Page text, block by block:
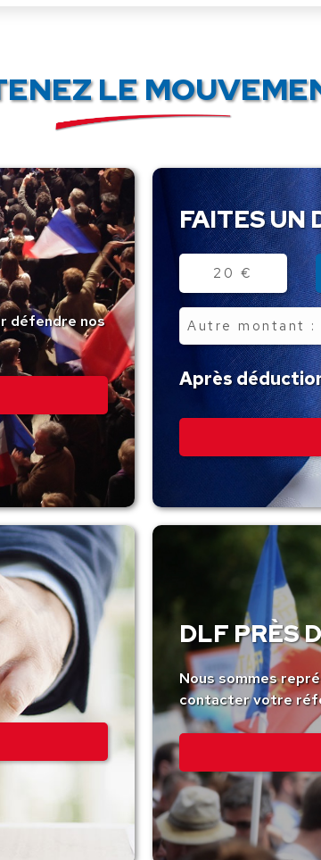
LE
défendre nos
FAITES UN
Montant
20 €
Autre
montant
Après
DLF PRÈS
Nous sommes
contacter votre